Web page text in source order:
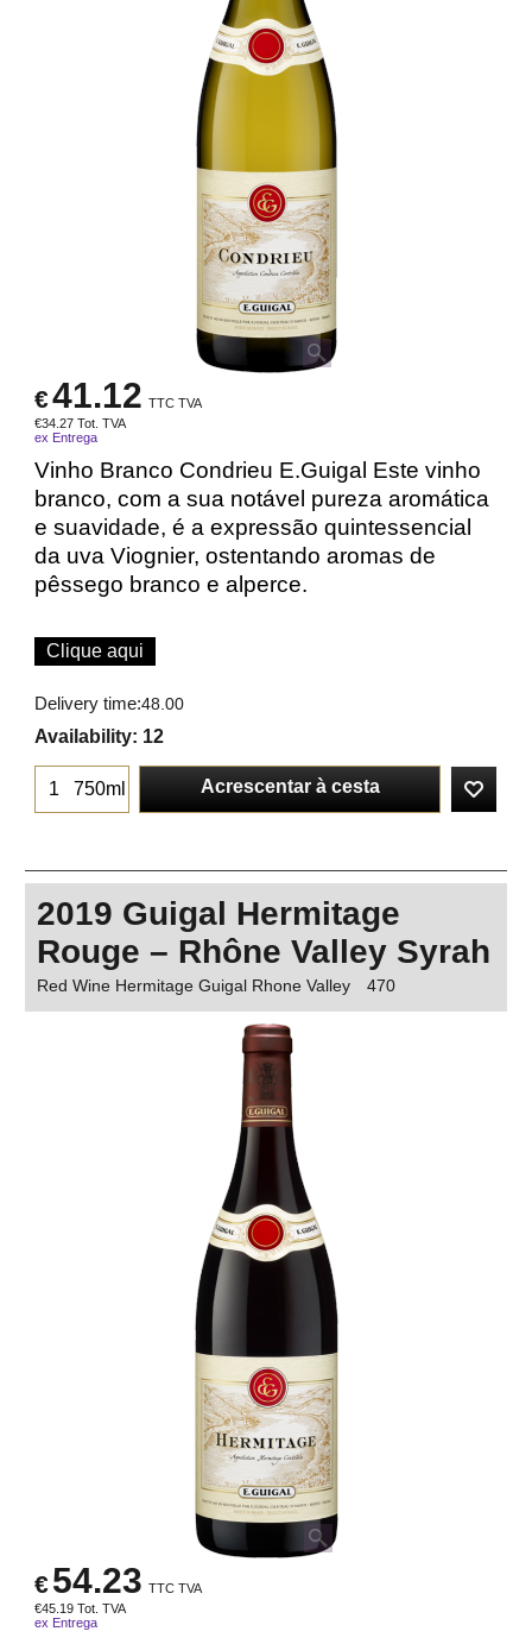
€41.12 TTC TVA
€34.27 Tot. TVA
ex Entrega
Vinho Branco Condrieu E.Guigal Este vinho
branco, com a sua notável pureza aromática
e suavidade, é a expressão quintessencial
da uva Viognier, ostentando aromas de
pêssego branco e alperce.
Clique aqui
Delivery time:48.00
Availability: 12
750ml Acrescentar à cesta
2019 Guigal Hermitage
Rouge – Rhône Valley Syrah
Red Wine Hermitage Guigal Rhone Valley 470
€54.23 TTC TVA
€45.19 Tot. TVA
ex Entrega